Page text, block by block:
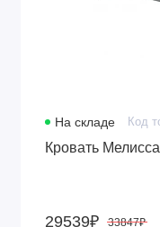
На складе Код
Кровать
29539₽ 33847₽